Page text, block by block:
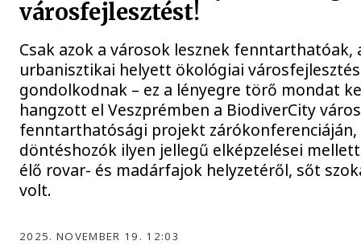
városfejlesztést!
Csak azok a városok lesznek fenntarthatóak,
urbanisztikai helyett ökológiai
gondolkodnak – ez a lényegre törő mondat
hangzott el Veszprémben a BiodiverCity
fenntarthatósági projekt zárókonferenciáján,
döntéshozók ilyen jellegű elképzelései
élő rovar- és madárfajok helyzetéről, sőt
volt.
2025. NOVEMBER 19. 12:03